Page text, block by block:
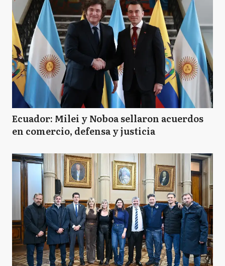
Ecuador: Milei y Noboa sellaron acuerdos
en comercio, defensa y justicia